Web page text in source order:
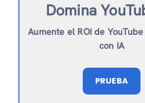
Domina
Aumente el ROI de
con IA
PRUEBA